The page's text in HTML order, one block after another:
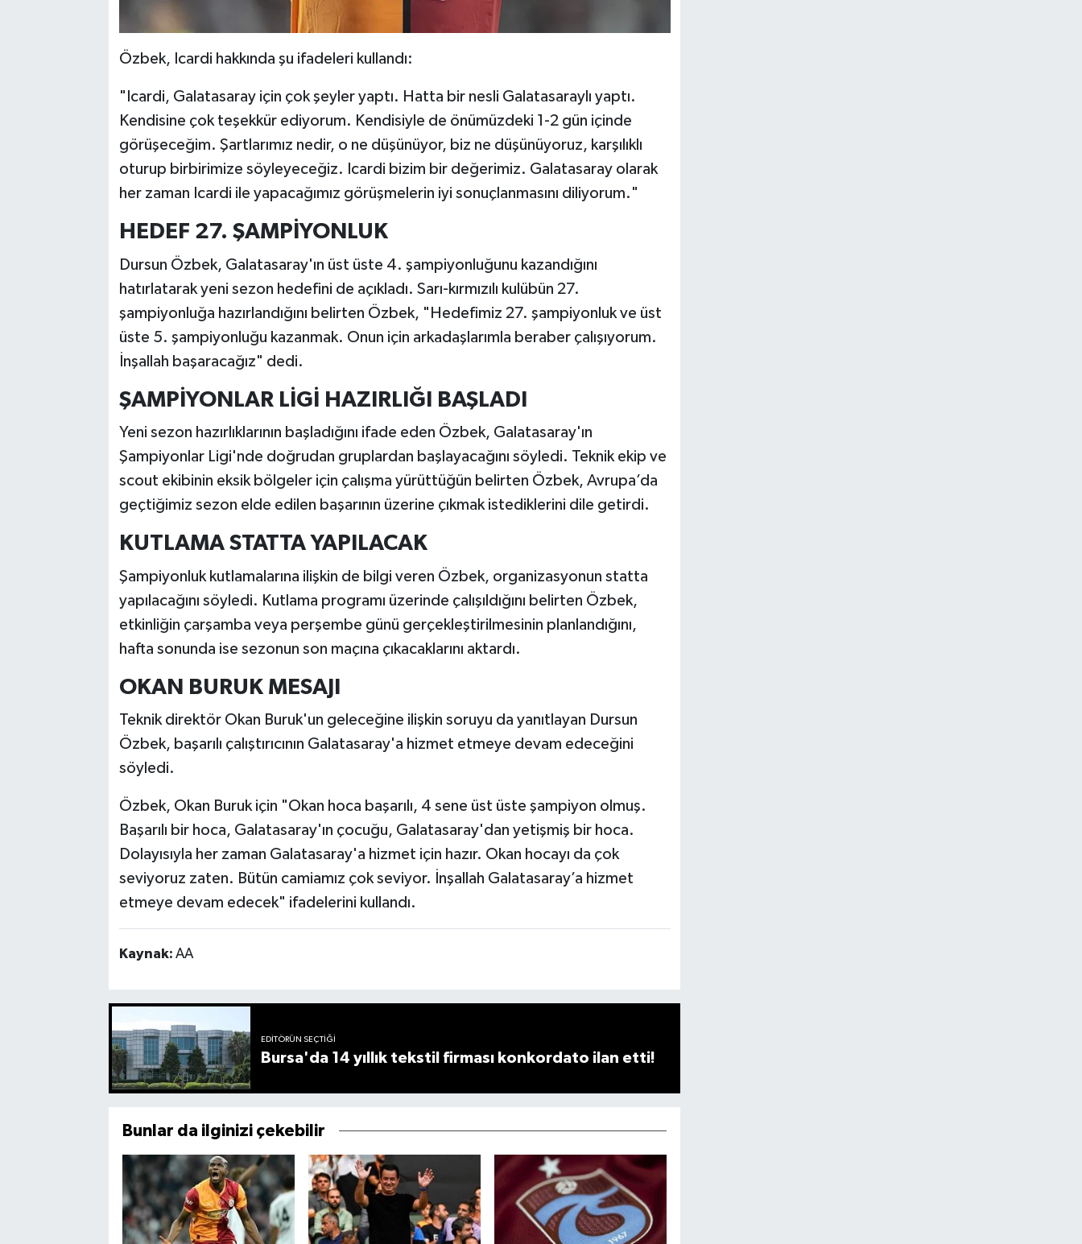
Özbek, Icardi hakkında şu ifadeleri kullandı:
"Icardi, Galatasaray için çok şeyler yaptı. Hatta bir nesli Galatasaraylı yaptı.
Kendisine çok teşekkür ediyorum. Kendisiyle de önümüzdeki 1-2 gün içinde
görüşeceğim. Şartlarımız nedir, o ne düşünüyor, biz ne düşünüyoruz, karşılıklı
oturup birbirimize söyleyeceğiz. Icardi bizim bir değerimiz. Galatasaray olarak
her zaman Icardi ile yapacağımız görüşmelerin iyi sonuçlanmasını diliyorum."
HEDEF 27. ŞAMPİYONLUK
Dursun Özbek, Galatasaray'ın üst üste 4. şampiyonluğunu kazandığını
hatırlatarak yeni sezon hedefini de açıkladı. Sarı-kırmızılı kulübün 27.
şampiyonluğa hazırlandığını belirten Özbek, "Hedefimiz 27. şampiyonluk ve üst
üste 5. şampiyonluğu kazanmak. Onun için arkadaşlarımla beraber çalışıyorum.
İnşallah başaracağız" dedi.
ŞAMPİYONLAR LİGİ HAZIRLIĞI BAŞLADI
Yeni sezon hazırlıklarının başladığını ifade eden Özbek, Galatasaray'ın
Şampiyonlar Ligi'nde doğrudan gruplardan başlayacağını söyledi. Teknik ekip ve
scout ekibinin eksik bölgeler için çalışma yürüttüğün belirten Özbek, Avrupa’da
geçtiğimiz sezon elde edilen başarının üzerine çıkmak istediklerini dile getirdi.
KUTLAMA STATTA YAPILACAK
Şampiyonluk kutlamalarına ilişkin de bilgi veren Özbek, organizasyonun statta
yapılacağını söyledi. Kutlama programı üzerinde çalışıldığını belirten Özbek,
etkinliğin çarşamba veya perşembe günü gerçekleştirilmesinin planlandığını,
hafta sonunda ise sezonun son maçına çıkacaklarını aktardı.
OKAN BURUK MESAJI
Teknik direktör Okan Buruk'un geleceğine ilişkin soruyu da yanıtlayan Dursun
Özbek, başarılı çalıştırıcının Galatasaray'a hizmet etmeye devam edeceğini
söyledi.
Özbek, Okan Buruk için "Okan hoca başarılı, 4 sene üst üste şampiyon olmuş.
Başarılı bir hoca, Galatasaray'ın çocuğu, Galatasaray'dan yetişmiş bir hoca.
Dolayısıyla her zaman Galatasaray'a hizmet için hazır. Okan hocayı da çok
seviyoruz zaten. Bütün camiamız çok seviyor. İnşallah Galatasaray’a hizmet
etmeye devam edecek" ifadelerini kullandı.
Kaynak: AA
EDITÖRÜN SEÇTIĞI
Bursa'da 14 yıllık tekstil firması konkordato ilan etti!
Bunlar da ilginizi çekebilir